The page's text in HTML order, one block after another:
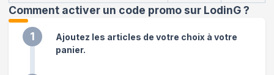
Comment activer un code promo sur LodinG?
1
Ajoutez les articles de votre choix à votre
panier.